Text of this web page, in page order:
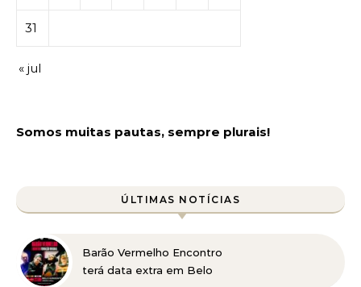
31
« jul
Somos muitas pautas, sempre plurais!
ÚLTIMAS NOTÍCIAS
Barão Vermelho Encontro
terá data extra em Belo